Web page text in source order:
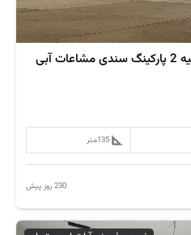
135متر
230 روز پیش